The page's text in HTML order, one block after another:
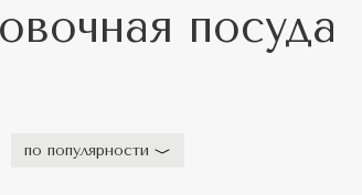
посуда
по популярности